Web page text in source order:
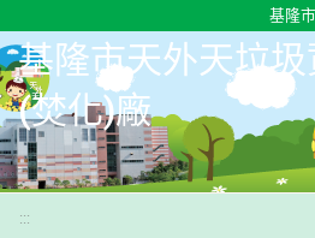
基隆
基隆市天外天垃
(焚化)廠
:::